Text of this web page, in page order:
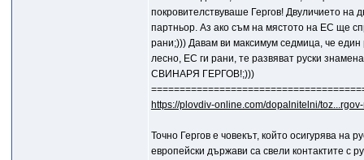
покровителствуваше Гергов! Двуличието
партньор. Аз ако съм на мястото на ЕС ще
рани;))) Давам ви максимум седмица, че
лесно, ЕС ги рани, те развяват руски
СВИНАРЯ ГЕРГОВ!;)))
https://plovdiv-online.com/dopalnitelni/
Точно Гергов е човекът, който осигурява
европейски държави са свели контактите с